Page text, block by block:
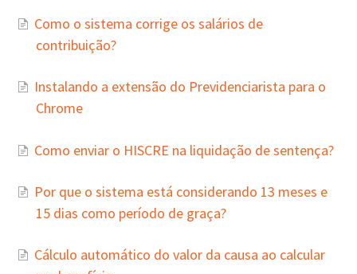
Como o sistema corrige os salários de
contribuição?
Instalando a extensão do Previdenciarista para o
Chrome
Como enviar o HISCRE na liquidação de sentença?
Por que o sistema está considerando 13 meses e
15 dias como período de graça?
Cálculo automático do valor da causa ao calcular